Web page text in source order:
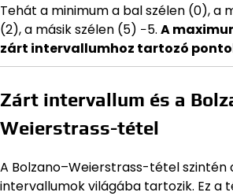
Tehát a minimum a bal szélen (0), a
(2), a másik szélen (5) −5. A
zárt intervallumhoz tartozó
Zárt intervallum és a
Weierstrass-tétel
A Bolzano–Weierstrass-tétel szintén
intervallumok világába tartozik. Ez a